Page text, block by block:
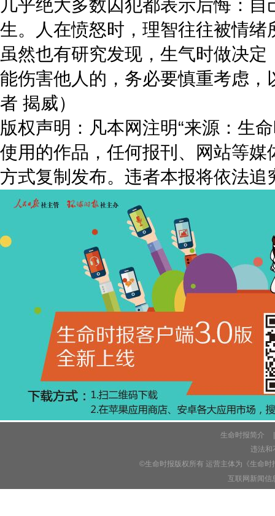
几乎绝大多数囚犯都表示后悔：
生。人在愤怒时，理智往往被情
虽然也有研究发现，生气时做决
能伤害他人的，务必要慎重考虑
者 揭威）
版权声明：凡本网注明“来源：生
使用的作品，任何报刊、网站等
方式复制发布。违者本报将依法
生命时报简介
违法和
©生命时报版权所有 运营主体为《生命
互联网新闻信